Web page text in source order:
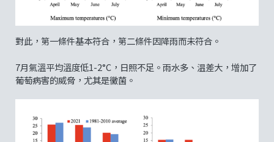
對此，第一條件基本符合，第二條件因降雨而未符合。
7月氣溫平均溫度低1-2°C，日照不足。雨水多、温差大，增加了
葡萄病害的威脅，尤其是黴菌。